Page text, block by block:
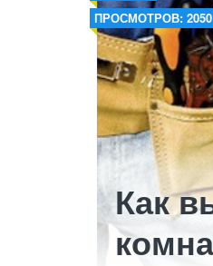
ПРОСМОТРОВ: 2050
Как